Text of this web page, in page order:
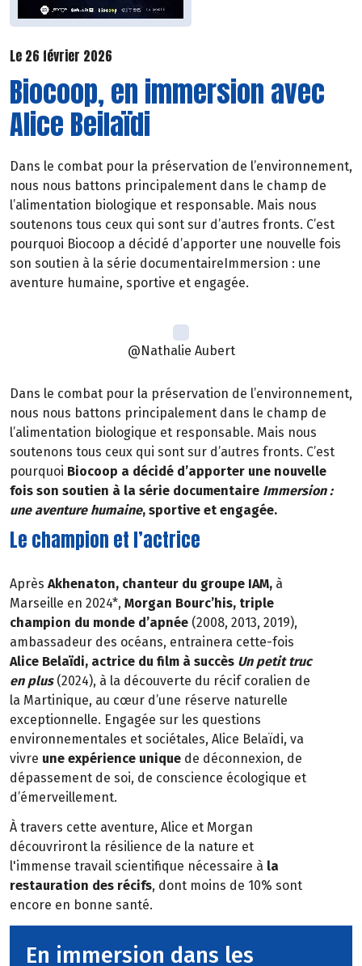
Le 26 février 2026
Biocoop, en immersion avec
Alice Beilaïdi
Dans le combat pour la préservation de l’environnement,
nous nous battons principalement dans le champ de
l’alimentation biologique et responsable. Mais nous
soutenons tous ceux qui sont sur d’autres fronts. C’est
pourquoi Biocoop a décidé d’apporter une nouvelle fois
son soutien à la série documentaireImmersion : une
aventure humaine, sportive et engagée.
@Nathalie Aubert
Dans le combat pour la préservation de l’environnement,
nous nous battons principalement dans le champ de
l’alimentation biologique et responsable. Mais nous
soutenons tous ceux qui sont sur d’autres fronts. C’est
pourquoi Biocoop a décidé d’apporter une nouvelle
fois son soutien à la série documentaire Immersion :
une aventure humaine, sportive et engagée.
Le champion et l’actrice
Après Akhenaton, chanteur du groupe IAM, à
Marseille en 2024*, Morgan Bourc’his, triple
champion du monde d’apnée (2008, 2013, 2019),
ambassadeur des océans, entrainera cette-fois
Alice Belaïdi, actrice du film à succès Un petit truc
en plus(2024), à la découverte du récif coralien de
la Martinique, au cœur d’une réserve naturelle
exceptionnelle. Engagée sur les questions
environnementales et sociétales, Alice Belaïdi, va
vivre une expérience unique de déconnexion, de
dépassement de soi, de conscience écologique et
d’émerveillement.
À travers cette aventure, Alice et Morgan
découvriront la résilience de la nature et
l'immense travail scientifique nécessaire à la
restauration des récifs, dont moins de 10% sont
encore en bonne santé.
En immersion dans les